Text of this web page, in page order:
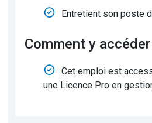
Entretient son poste
Comment y accéder
Cet emploi est
une Licence Pro en